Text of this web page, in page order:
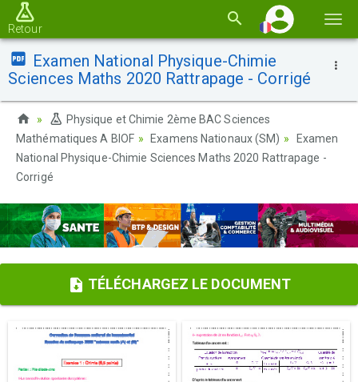
la
Retour
Examen National Physique-Chimie
Sciences Maths 2020 Rattrapage - Corrigé
Physique et Chimie 2ème BAC Sciences
Mathématiques A BIOF
Examens Nationaux (SM)
Examen
National Physique-Chimie Sciences Maths 2020 Rattrapage -
Corrigé
TÉLÉCHARGEZ LE DOCUMENT